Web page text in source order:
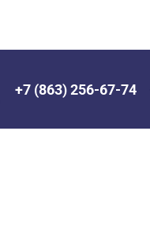
+7 (863) 256-67-74